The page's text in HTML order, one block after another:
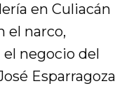
en Culiacán
el narco,
negocio del
Esparragoza